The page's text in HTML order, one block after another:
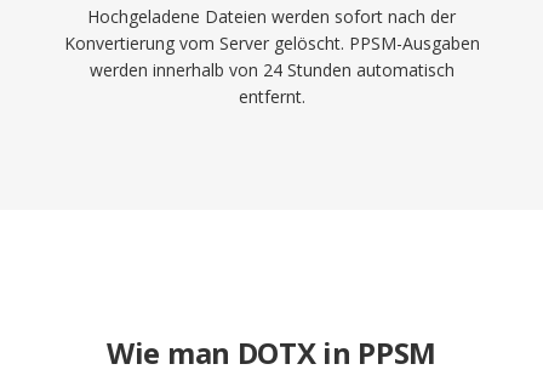
Hochgeladene Dateien werden sofort nach der
Konvertierung vom Server gelöscht. PPSM-Ausgaben
werden innerhalb von 24 Stunden automatisch
entfernt.
Wie man DOTX in PPSM